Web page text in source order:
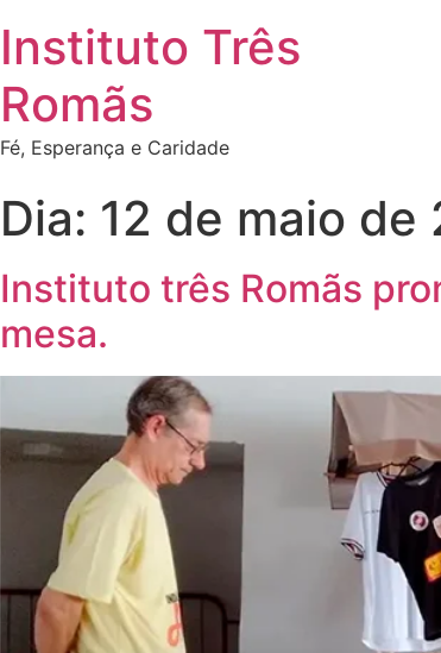
Instituto Três
Romãs
Fé, Esperança e Caridade
Dia: 12 de maio de
Instituto três Romãs
mesa.